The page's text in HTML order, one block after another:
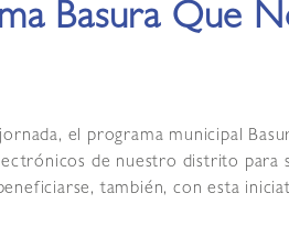
Basura Que
el programa municipal
de nuestro distrito para
también, con esta